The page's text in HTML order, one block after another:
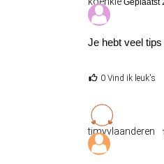
Je hebt veel
0 Vind ik leuk's
timvvlaanderen